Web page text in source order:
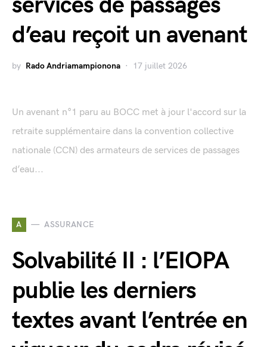
d’eau reçoit un avenant
by Rado Andriamampionona 17 juillet 2026
Un avenant n°1 paru au BOCC met à jour l'accord sur la
retraite supplémentaire dans la convention collective
nationale (CCN) des armateurs de services de passages
d’eau...
A ASSURANCE
Solvabilité II : l’EIOPA
publie les derniers
textes avant l’entrée en